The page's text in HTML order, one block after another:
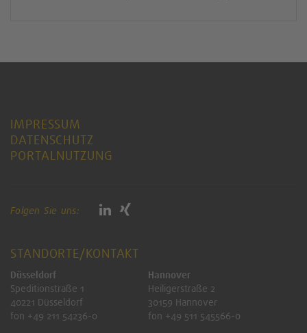
IMPRESSUM
DATENSCHUTZ
PORTALNUTZUNG
Folgen Sie uns:
STANDORTE/KONTAKT
Düsseldorf
Speditionstraße 1
40221 Düsseldorf
fon +49 211 54236-0
Hannover
Heiligerstraße 2
30159 Hannover
fon +49 511 545566-0